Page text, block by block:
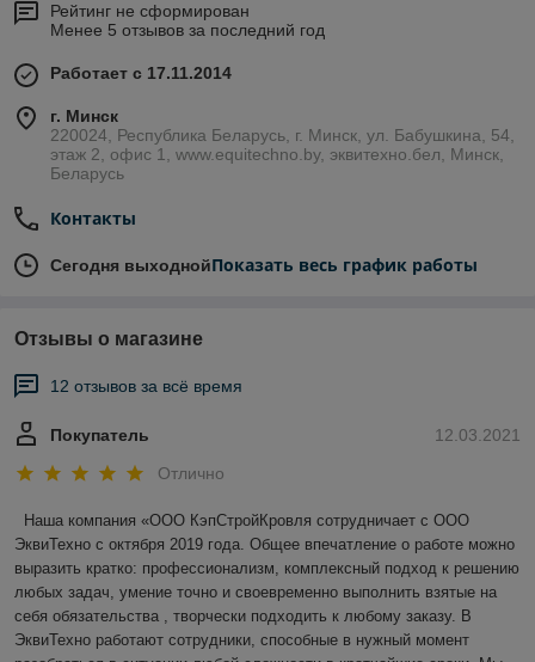
Рейтинг не сформирован
Менее 5 отзывов за последний год
Работает с 17.11.2014
г. Минск
220024, Республика Беларусь, г. Минск, ул. Бабушкина, 54,
этаж 2, офис 1, www.equitechno.by, эквитехно.бел, Минск,
Беларусь
Контакты
Сегодня выходнойПоказать весь график работы
Отзывы о магазине
12 отзывов за всё время
12.03.2021
Покупатель
Отлично
Наша компания «ООО КэпСтройКровля сотрудничает с ООО
ЭквиТехно с октября 2019 года. Общее впечатление о работе можно
выразить кратко: профессионализм, комплексный подход к решению
любых задач, умение точно и своевременно выполнить взятые на
себя обязательства , творчески подходить к любому заказу. В
ЭквиТехно работают сотрудники, способные в нужный момент